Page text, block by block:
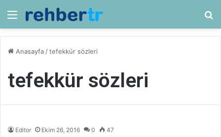
Menü
Anasayfa /tefekkür sözleri
tefekkür sözleri
Editor Ekim 26, 2016 0 47